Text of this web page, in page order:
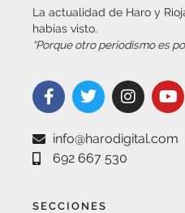
La actualidad de Haro y
habías visto.
“Porque otro periodismo es
info@harodigital.com
692 667 530
SECCIONES